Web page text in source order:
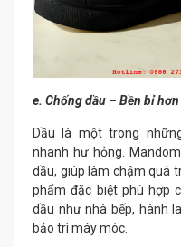
e. Chống dầu – Bền bỉ
Dầu là một trong
nhanh hư hỏng.
dầu, giúp làm chậm quá
phẩm đặc biệt phù hợp
dầu như nhà bếp, hành
bảo trì máy móc.